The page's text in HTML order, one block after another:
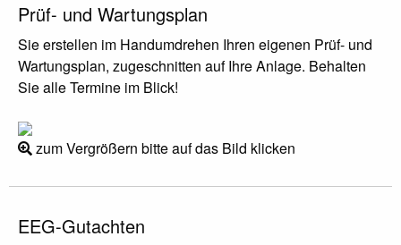
Prüf- und Wartungsplan
Sie erstellen im Handumdrehen Ihren eigenen Prüf- und
Wartungsplan, zugeschnitten auf Ihre Anlage. Behalten
Sie alle Termine im Blick!
zum Vergrößern bitte auf das Bild klicken
EEG-Gutachten